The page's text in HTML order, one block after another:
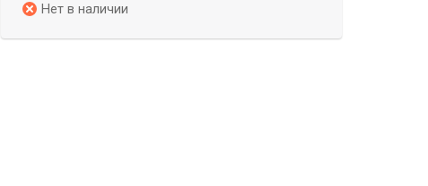
Нет в наличии